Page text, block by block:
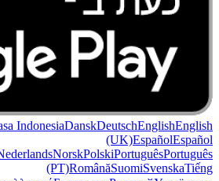
IndonesiaDanskDeutschEnglishEnglish
(UK)EspañolEspañol
NorskPolskiPortuguêsPortuguês
(PT)RomânăSuomiSvenskaTiếng